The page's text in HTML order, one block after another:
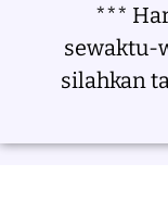
***
sewaktu-
silahkan